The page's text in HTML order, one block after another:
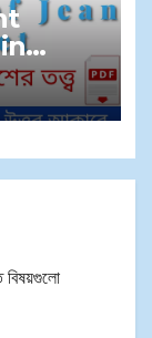
বিকাশের
বিষয়গুলো